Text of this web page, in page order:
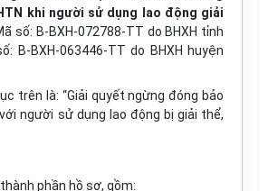
khi người sử dụng lao động giải
số: B-BXH-072788-TT do BHXH tỉnh
B-BXH-063446-TT do BHXH huyện
trên là: “Giải quyết ngừng đóng bảo
người sử dụng lao động bị giải thể,
phần hồ sơ, gồm: